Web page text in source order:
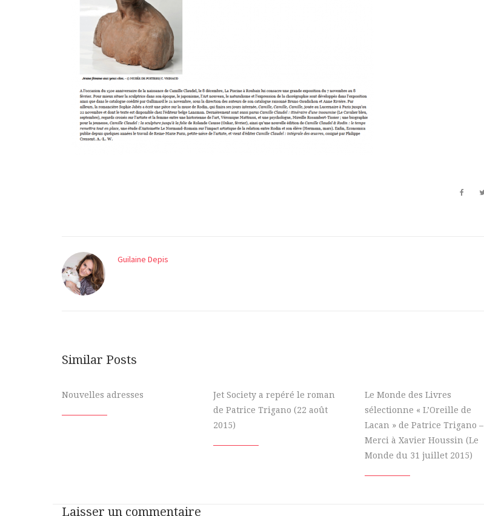
Guilaine Depis
Similar Posts
Nouvelles adresses
Jet Society a repéré le roman
de Patrice Trigano (22 août
2015)
Le Monde des Livres
sélectionne « L’Oreille de
Lacan » de Patrice Trigano –
Merci à Xavier Houssin (Le
Monde du 31 juillet 2015)
Laisser un commentaire